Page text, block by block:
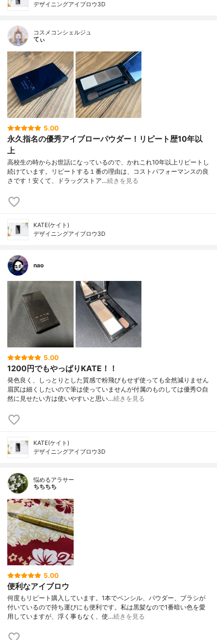
デザイニングアイブロウ3D
コスメコンシェルジュ
てぃ
5.00
永久指名の優秀アイブローパウダー！リピート歴10年以
上
高校生の時からお世話になっているので、かれこれ10年以上リピートし
続けています。リピートする１番の理由は、コストパフォーマンスの良
さです！安くて、ドラッグストア…続きを見る
KATE(ケイト)
デザイニングアイブロウ3D
nao
5.00
1200円でもやっぱりKATE！！
発色良く、しっとりとした質感で粉飛びもせず使っても全然減りません
眉尻は細くしたいので筆は使っていませんが付属のものしては優秀○自
然に見せたい方は使いやすいと思い…続きを見る
KATE(ケイト)
デザイニングアイブロウ3D
悩めるアラサー
ちちちち
5.00
便利なアイブロウ
何度もリピート購入しています。1本でペンシル、パウダー、ブラシが
付いているので持ち運びにも便利です。私は黒髪なので1番暗い色を愛
用していますが、浮く事もなく、使…続きを見る